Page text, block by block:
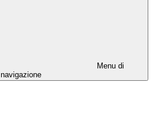
Menu di
navigazione